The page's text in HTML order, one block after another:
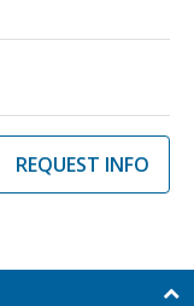
REQUEST INFO